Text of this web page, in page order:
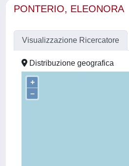
PONTERIO, ELEONORA
Visualizzazione Ricercatore
Distribuzione geografica
+
–